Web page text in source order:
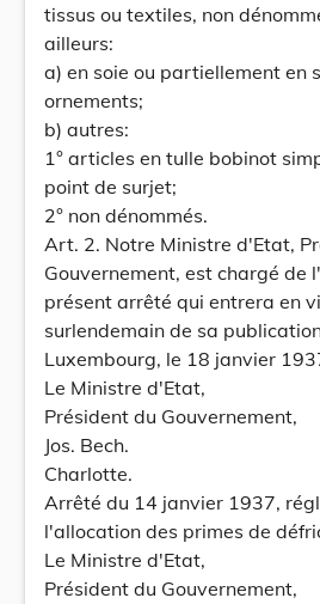
tissus ou textiles, non
ailleurs:
a) en soie ou partiellement en
ornements;
b) autres:
1° articles en tulle bobinot
point de surjet;
2° non dénommés.
Art. 2. Notre Ministre d'Etat,
Gouvernement, est chargé de
présent arrêté qui entrera en
surlendemain de sa
Luxembourg, le 18 janvier
Le Ministre d'Etat,
Président du Gouvernement,
Jos. Bech.
Charlotte.
Arrêté du 14 janvier 1937,
l'allocation des primes de
Le Ministre d'Etat,
Président du Gouvernement,